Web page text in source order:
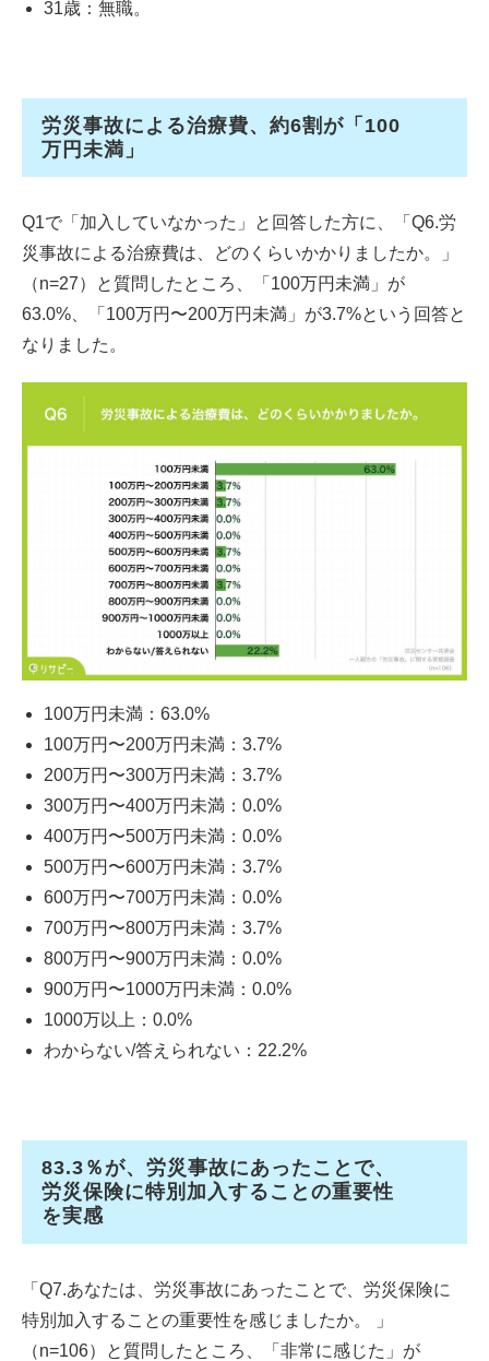
31歳：無職。
労災事故による治療費、約6割が「100
万円未満」
Q1で「加入していなかった」と回答した方に、「Q6.労
災事故による治療費は、どのくらいかかりましたか。」
（n=27）と質問したところ、「100万円未満」が
63.0%、「100万円〜200万円未満」が3.7%という回答と
なりました。
100万円未満：63.0%
100万円〜200万円未満：3.7%
200万円〜300万円未満：3.7%
300万円〜400万円未満：0.0%
400万円〜500万円未満：0.0%
500万円〜600万円未満：3.7%
600万円〜700万円未満：0.0%
700万円〜800万円未満：3.7%
800万円〜900万円未満：0.0%
900万円〜1000万円未満：0.0%
1000万以上：0.0%
わからない/答えられない：22.2%
83.3％が、労災事故にあったことで、
労災保険に特別加入することの重要性
を実感
「Q7.あなたは、労災事故にあったことで、労災保険に
特別加入することの重要性を感じましたか。 」
（n=106）と質問したところ、「非常に感じた」が